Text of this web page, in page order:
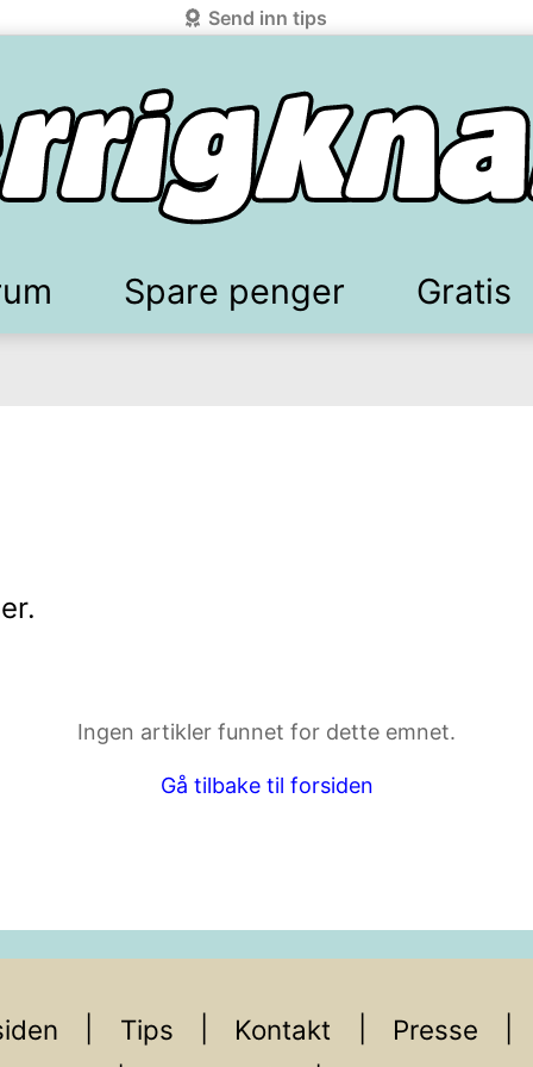
Send inn tips
Spare penger Gratis
i neste steg.
.
Ingen artikler funnet for dette emnet.
Gå tilbake til forsiden
Tips Kontakt Presse